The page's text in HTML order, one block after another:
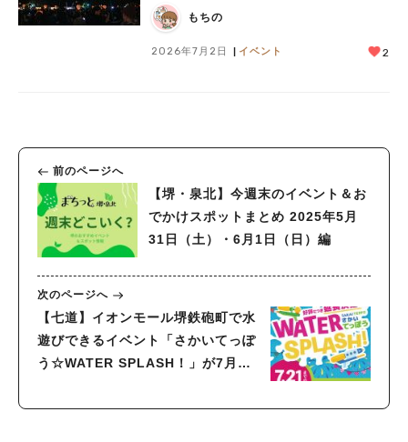
ト
もちの
2026年7月2日 イベント 2
前のページへ
【堺・泉北】今週末のイベント＆お
でかけスポットまとめ 2025年5月
31日（土）・6月1日（日）編
次のページへ
【七道】イオンモール堺鉄砲町で水
遊びできるイベント「さかいてっぽ
う☆WATER SPLASH！」が7月週